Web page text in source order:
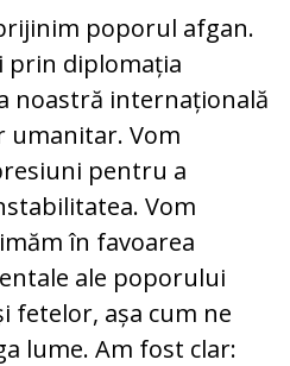
poporul afgan.
prin diplomația
noastră internațională
umanitar. Vom
pentru a
Vom
în favoarea
ale poporului
fetelor, așa cum ne
lume. Am fost clar: